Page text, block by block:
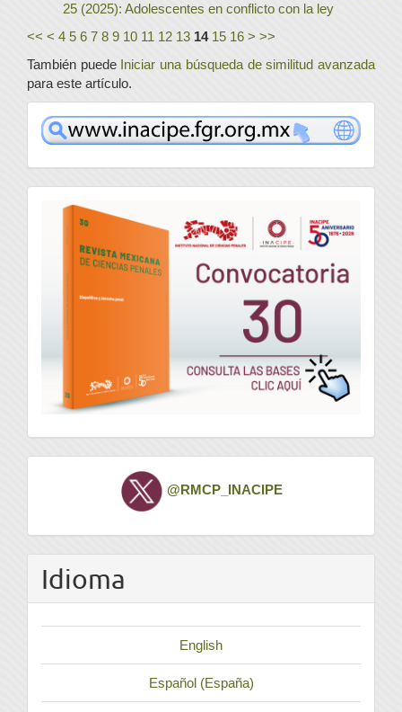
25 (2025): Adolescentes en conflicto con la ley
<< < 4 5 6 7 8 9 10 11 12 13 14 15 16 > >>
También puede Iniciar una búsqueda de similitud avanzada
para este artículo.
www
convocatoria
Twitter @RMCP_INACIPE
Idioma
English
Español (España)